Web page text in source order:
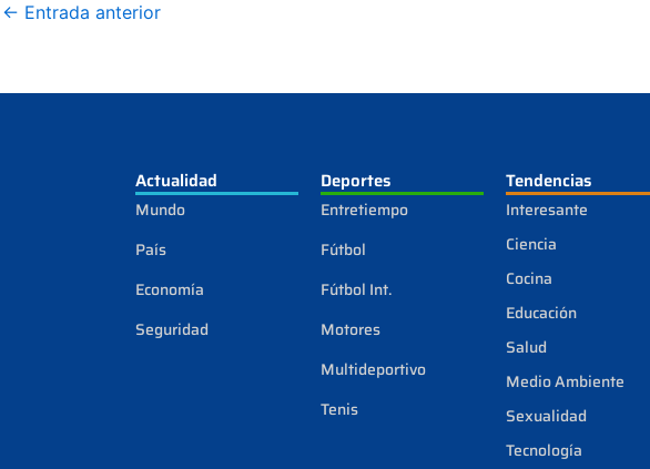
← Entrada anterior
Actualidad
Mundo
País
Economía
Seguridad
Deportes
Entretiempo
Fútbol
Fútbol Int.
Motores
Multideportivo
Tenis
Tendencias
Interesante
Ciencia
Cocina
Educación
Salud
Medio Ambiente
Sexualidad
Tecnología